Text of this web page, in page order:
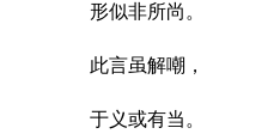
形似非所尚。
此言虽解嘲，
于义或有当。